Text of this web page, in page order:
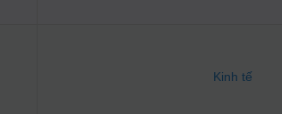
Kinh tế